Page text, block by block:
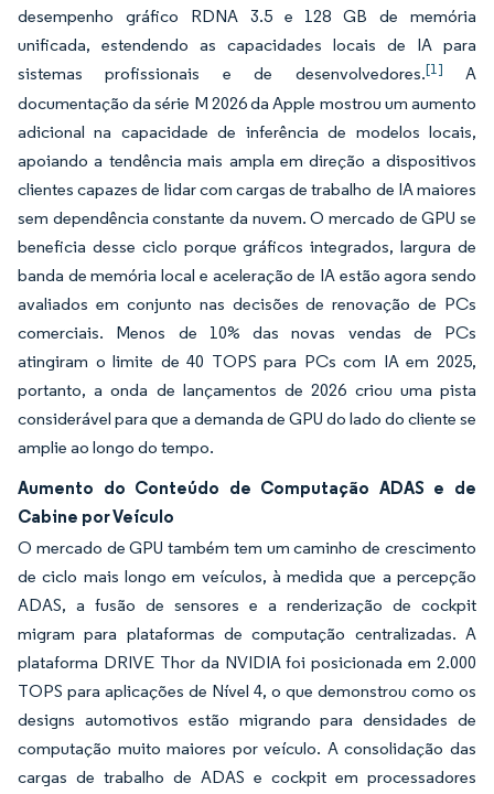
desempenho gráfico RDNA 3.5 e 128 GB de memória
unificada, estendendo as capacidades locais de IA para
sistemas profissionais e de desenvolvedores.[1] A
documentação da série M 2026 da Apple mostrou um aumento
adicional na capacidade de inferência de modelos locais,
apoiando a tendência mais ampla em direção a dispositivos
clientes capazes de lidar com cargas de trabalho de IA maiores
sem dependência constante da nuvem. O mercado de GPU se
beneficia desse ciclo porque gráficos integrados, largura de
banda de memória local e aceleração de IA estão agora sendo
avaliados em conjunto nas decisões de renovação de PCs
comerciais. Menos de 10% das novas vendas de PCs
atingiram o limite de 40 TOPS para PCs com IA em 2025,
portanto, a onda de lançamentos de 2026 criou uma pista
considerável para que a demanda de GPU do lado do cliente se
amplie ao longo do tempo.
Aumento do Conteúdo de Computação ADAS e de
Cabine por Veículo
O mercado de GPU também tem um caminho de crescimento
de ciclo mais longo em veículos, à medida que a percepção
ADAS, a fusão de sensores e a renderização de cockpit
migram para plataformas de computação centralizadas. A
plataforma DRIVE Thor da NVIDIA foi posicionada em 2.000
TOPS para aplicações de Nível 4, o que demonstrou como os
designs automotivos estão migrando para densidades de
computação muito maiores por veículo. A consolidação das
cargas de trabalho de ADAS e cockpit em processadores